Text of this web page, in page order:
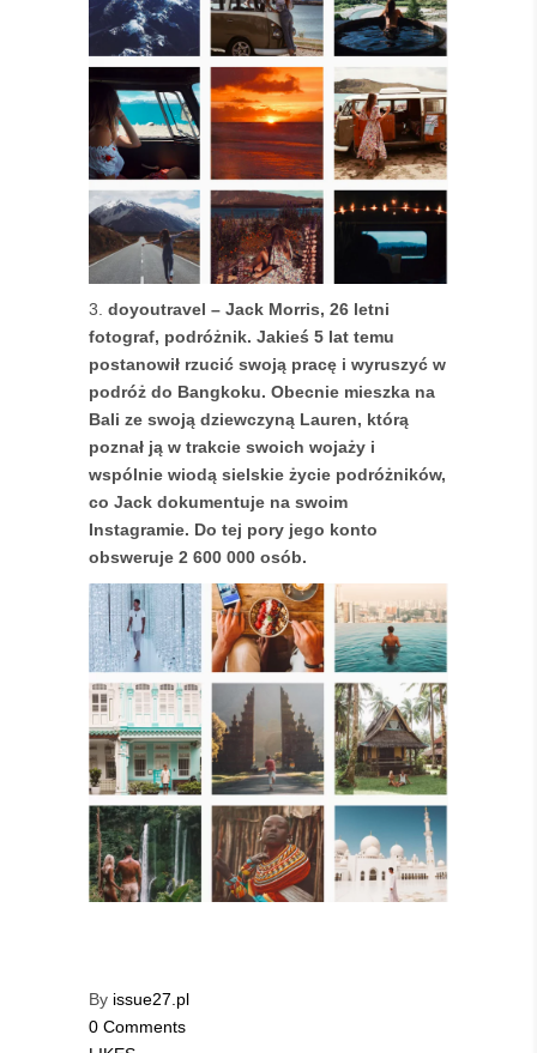
doyoutravel – Jack Morris, 26 letni
fotograf, podróżnik. Jakieś 5 lat temu
postanowił rzucić swoją pracę i wyruszyć w
podróż do Bangkoku. Obecnie mieszka na
Bali ze swoją dziewczyną Lauren, którą
poznał ją w trakcie swoich wojaży i
wspólnie wiodą sielskie życie podróżników,
co Jack dokumentuje na swoim
Instagramie. Do tej pory jego konto
obsweruje 2 600 000 osób.
By issue27.pl
0 Comments